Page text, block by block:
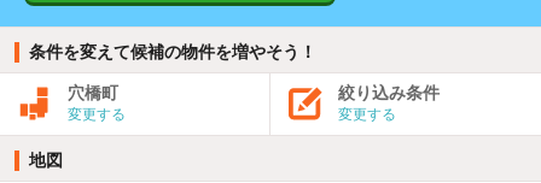
条件を変えて候補の物件を増やそう！
穴橋町
変更する
絞り込み条件
変更する
地図